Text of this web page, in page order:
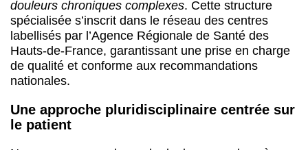
douleurs chroniques complexes. Cette structure
spécialisée s’inscrit dans le réseau des centres
labellisés par l’Agence Régionale de Santé des
Hauts-de-France, garantissant une prise en charge
de qualité et conforme aux recommandations
nationales.
Une approche pluridisciplinaire centrée sur
le patient